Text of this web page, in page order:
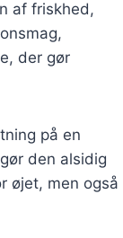
af friskhed,
der gør
på en
den alsidig
øjet, men også